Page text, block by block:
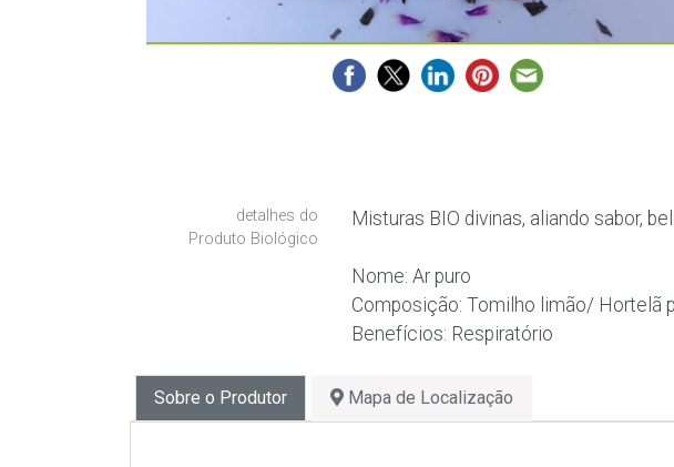
detalhes do
Produto Biológico
Misturas BIO divinas, aliando sabor,
Nome: Ar puro
Composição: Tomilho limão/
Benefícios: Respiratório
Sobre o Produtor Mapa de Localização